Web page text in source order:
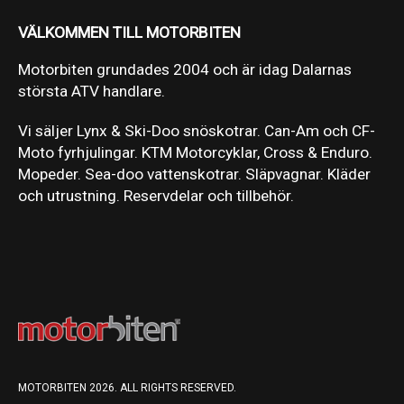
VÄLKOMMEN TILL MOTORBITEN
Motorbiten grundades 2004 och är idag Dalarnas
största ATV handlare.
Vi säljer Lynx & Ski-Doo snöskotrar. Can-Am och CF-
Moto fyrhjulingar. KTM Motorcyklar, Cross & Enduro.
Mopeder. Sea-doo vattenskotrar. Släpvagnar. Kläder
och utrustning. Reservdelar och tillbehör.
MOTORBITEN 2026. ALL RIGHTS RESERVED.